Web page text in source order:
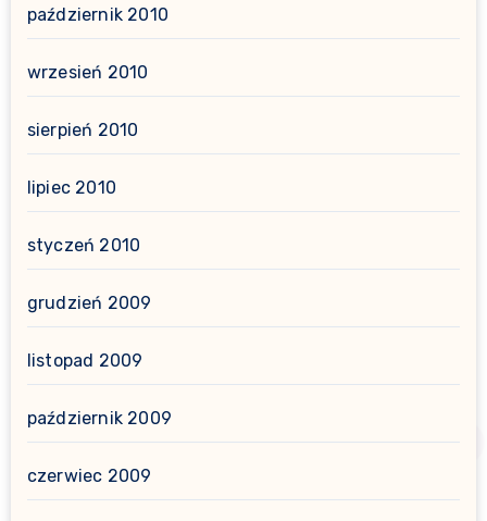
październik 2010
wrzesień 2010
sierpień 2010
lipiec 2010
styczeń 2010
grudzień 2009
listopad 2009
październik 2009
czerwiec 2009